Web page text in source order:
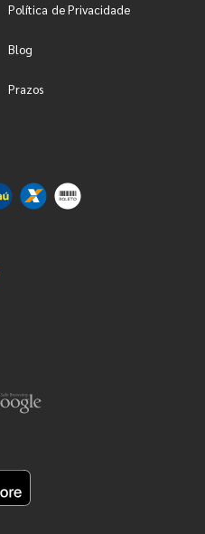
Política de Privacidade
Blog
Prazos